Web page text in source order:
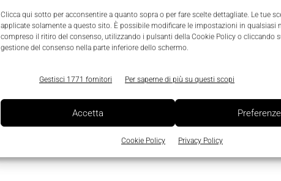
Clicca qui sotto per acconsentire a quanto sopra o per fare scelte dettagliate. Le tue
applicate solamente a questo sito. È possibile modificare le impostazioni in qualsiasi
compreso il ritiro del consenso, utilizzando i pulsanti della Cookie Policy o cliccando
gestione del consenso nella parte inferiore dello schermo.
Gestisci 1771 fornitori Per saperne di più su questi scopi
Accetta Preferenze
Cookie Policy Privacy Policy